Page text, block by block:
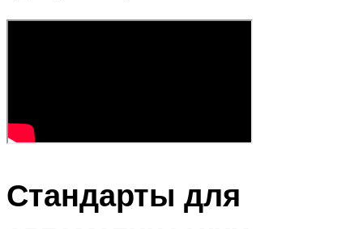
Стандарты для